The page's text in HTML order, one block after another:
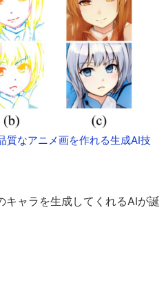
質なアニメ画を作れる生成AI技
キャラを生成してくれるAIが誕